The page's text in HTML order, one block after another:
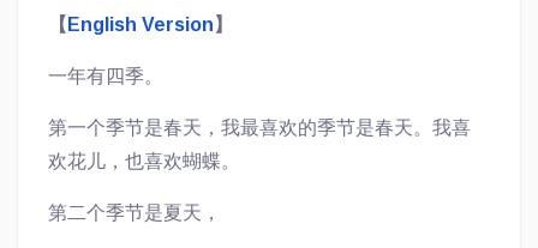
【 English Version 】
一年有四季。
第一个季节是春天，我最喜欢的季节是春天。我喜
欢花儿，也喜欢蝴蝶。
第二个季节是夏天，